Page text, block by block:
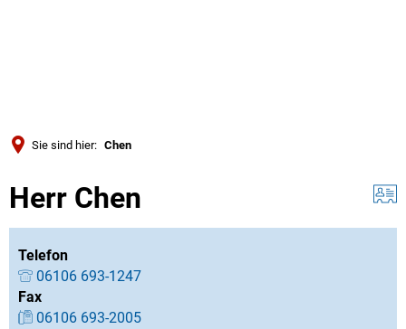
Sie sind hier: Chen
Herr Chen
Telefon
06106 693-1247
Fax
06106 693-2005